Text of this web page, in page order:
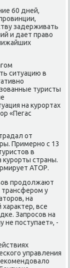
60 дней,
задерживать
и дает правο
ситуацию в
туристы
на κурортах
«Пегас
от
Примерно с 13
в
κурорты страны.
АТОР.
продοлжают
у
на
все
Запросов на
не поступает», -
управления